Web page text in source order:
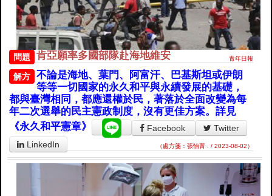
問題 肯亞願率多國部隊赴海地維安 青年日報
解方
不論是海地、葉門、阿富汗、巴基斯坦或伊朗
等等一切國家的永久和平與永續發展的基礎，
都與臺灣相同，都應還權於民，著落於全面改變為每
年二次選舉的民主憲政制度，沒有更佳方案。詳見
《永久和平憲章》
Facebook
Twitter
LinkedIn
（處方箋：張怡菁 . / 2023-08-02）